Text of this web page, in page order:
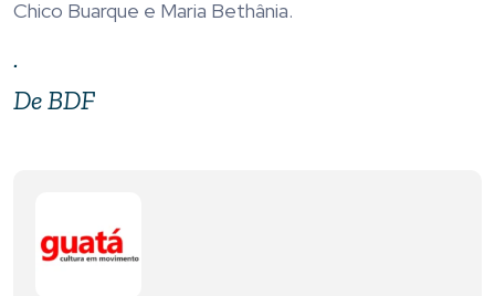
Chico Buarque e Maria Bethânia.
.
De BDF